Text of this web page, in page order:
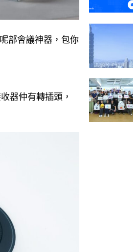
部會議神器，包你
器仲有轉插頭，